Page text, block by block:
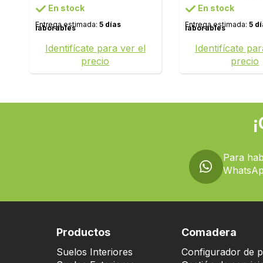
En stock
Entrega estimada: 5 días
laborables
Identifícate para ver el
precio
En stock
Entrega estimada: 5
laborables
Identifícate
precio
Para
Productos
Suelos Interiores
Comadera
Configurador de